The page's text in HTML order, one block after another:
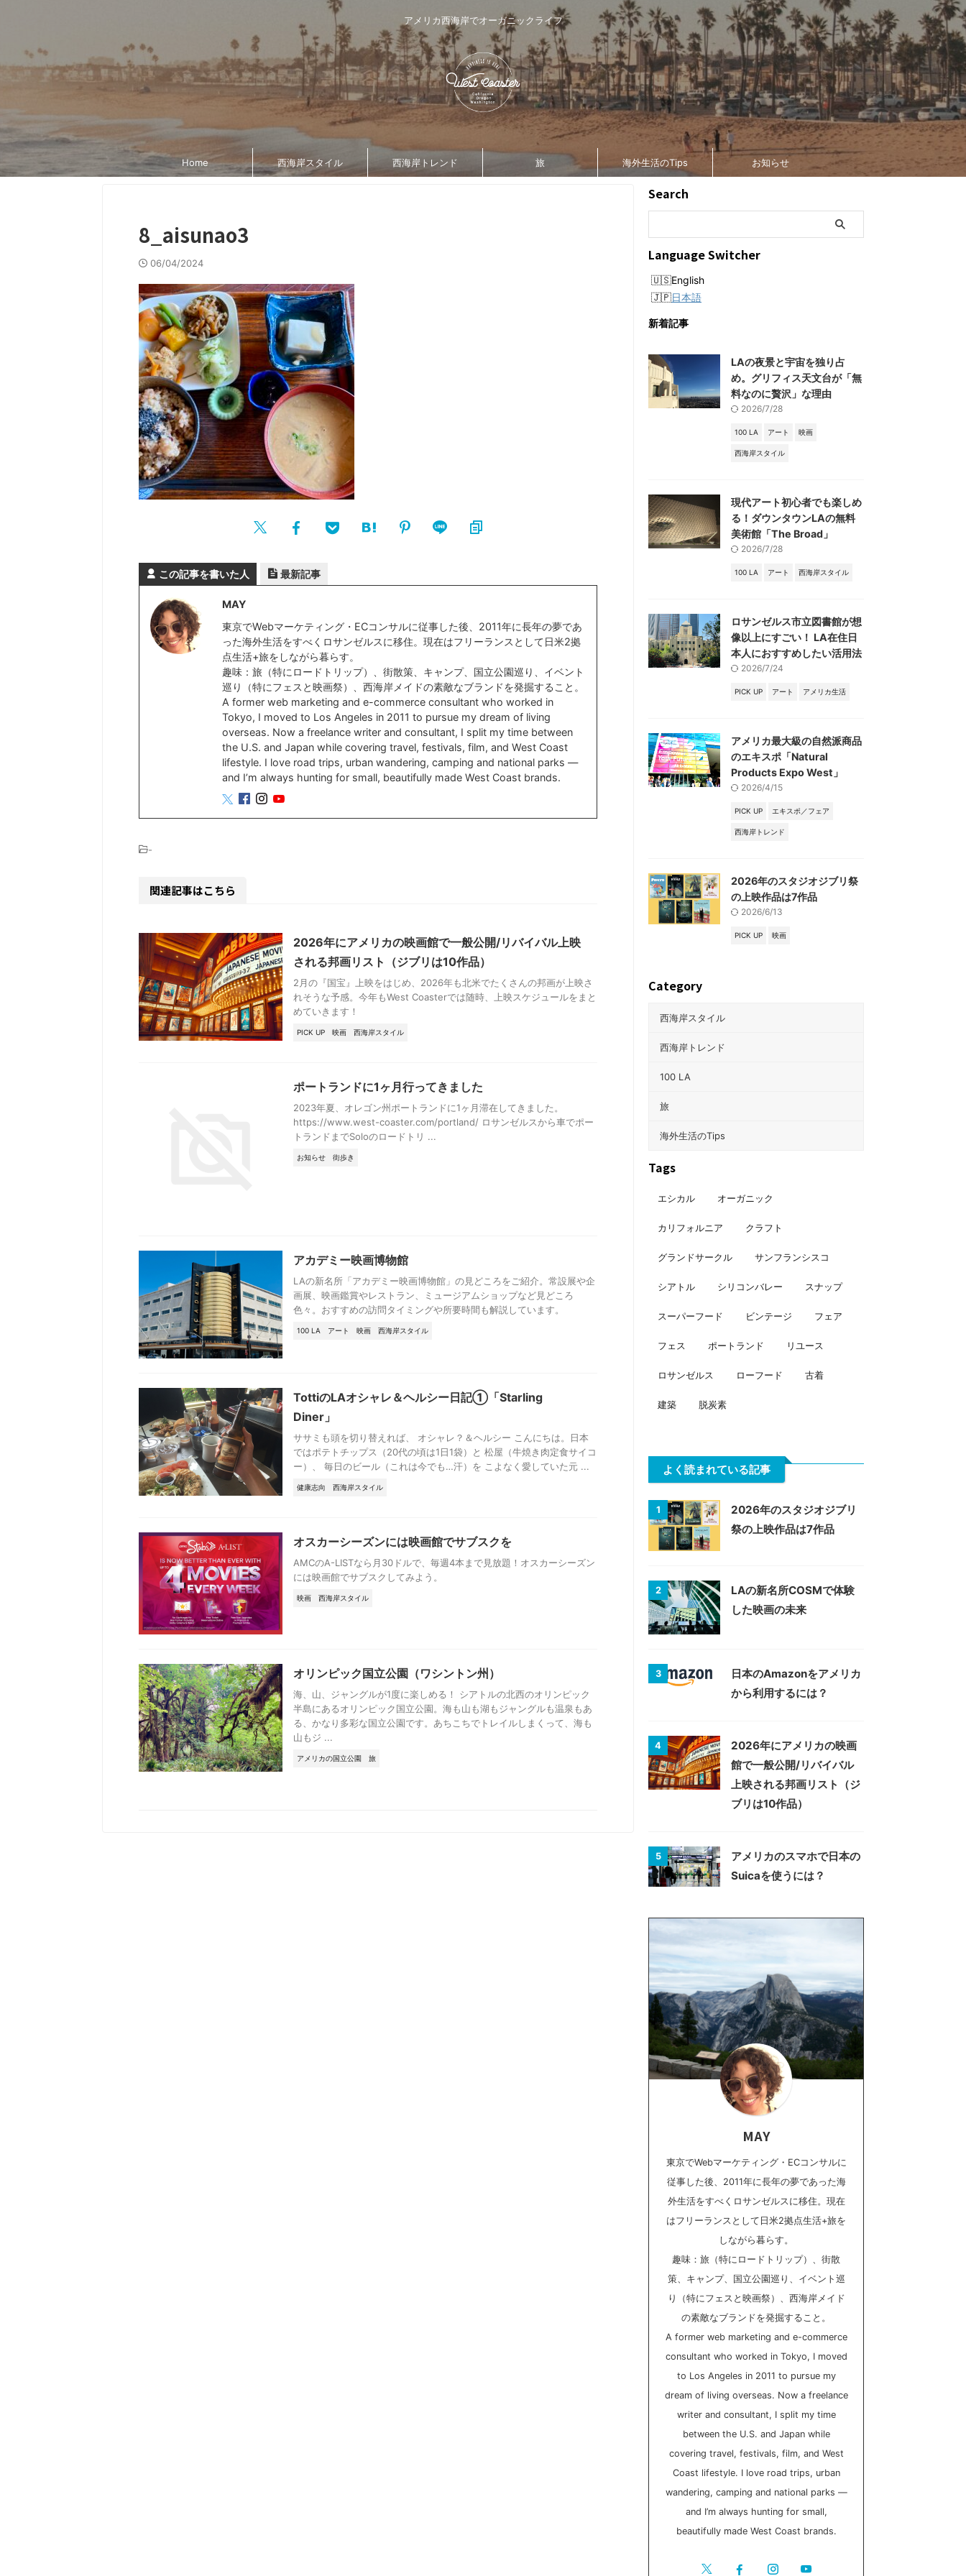
アメリカ西海岸でオーガニックライフ
Home 西海岸スタイル 西海岸トレンド 旅 海外生活のTips お知らせ
8_aisunao3
06/04/2024
この記事を書いた人 最新記事
MAY
東京でWebマーケティング・ECコンサルに従事した後、2011年に長年の夢であ
った海外生活をすべくロサンゼルスに移住。現在はフリーランスとして日米2拠
点生活+旅をしながら暮らす。
趣味：旅（特にロードトリップ）、街散策、キャンプ、国立公園巡り、イベント
巡り（特にフェスと映画祭）、西海岸メイドの素敵なブランドを発掘すること。
A former web marketing and e-commerce consultant who worked in
Tokyo, I moved to Los Angeles in 2011 to pursue my dream of living
overseas. Now a freelance writer and consultant, I split my time between
the U.S. and Japan while covering travel, festivals, film, and West Coast
lifestyle. I love road trips, urban wandering, camping and national parks —
and I’m always hunting for small, beautifully made West Coast brands.
-
関連記事はこちら
2026年にアメリカの映画館で一般公開/リバイバル上映
される邦画リスト（ジブリは10作品）
2月の『国宝』上映をはじめ、2026年も北米でたくさんの邦画が上映さ
れそうな予感。今年もWest Coasterでは随時、上映スケジュールをまと
めていきます！
PICK UP 映画 西海岸スタイル
ポートランドに1ヶ月行ってきました
2023年夏、オレゴン州ポートランドに1ヶ月滞在してきました。
https://www.west-coaster.com/portland/ ロサンゼルスから車でポー
トランドまでSoloのロードトリ ...
お知らせ 街歩き
アカデミー映画博物館
LAの新名所「アカデミー映画博物館」の見どころをご紹介。常設展や企
画展、映画鑑賞やレストラン、ミュージアムショップなど見どころ
色々。おすすめの訪問タイミングや所要時間も解説しています。
100 LA アート 映画 西海岸スタイル
TottiのLAオシャレ＆ヘルシー日記①「Starling
Diner」
ササミも頭を切り替えれば、 オシャレ？＆ヘルシー こんにちは。日本
ではポテトチップス（20代の頃は1日1袋）と 松屋（牛焼き肉定食サイコ
ー）、 毎日のビール（これは今でも…汗）を こよなく愛していた元 ...
健康志向 西海岸スタイル
オスカーシーズンには映画館でサブスクを
AMCのA-LISTなら月30ドルで、毎週4本まで見放題！オスカーシーズン
には映画館でサブスクしてみよう。
映画 西海岸スタイル
オリンピック国立公園（ワシントン州）
海、山、ジャングルが1度に楽しめる！ シアトルの北西のオリンピック
半島にあるオリンピック国立公園。海も山も湖もジャングルも温泉もあ
る、かなり多彩な国立公園です。あちこちでトレイルしまくって、海も
山もジ ...
アメリカの国立公園 旅
Search
Language Switcher
English
日本語
新着記事
LAの夜景と宇宙を独り占
め。グリフィス天文台が「無
料なのに贅沢」な理由
2026/7/28
100 LA アート 映画
西海岸スタイル
現代アート初心者でも楽しめ
る！ダウンタウンLAの無料
美術館「The Broad」
2026/7/28
100 LA アート 西海岸スタイル
ロサンゼルス市立図書館が想
像以上にすごい！ LA在住日
本人におすすめしたい活用法
2026/7/24
PICK UP アート アメリカ生活
アメリカ最大級の自然派商品
のエキスポ「Natural
Products Expo West」
2026/4/15
PICK UP エキスポ／フェア
西海岸トレンド
2026年のスタジオジブリ祭
の上映作品は7作品
2026/6/13
PICK UP 映画
Category
西海岸スタイル
西海岸トレンド
100 LA
旅
海外生活のTips
Tags
エシカル オーガニック
カリフォルニア クラフト
グランドサークル サンフランシスコ
シアトル シリコンバレー スナップ
スーパーフード ビンテージ フェア
フェス ポートランド リユース
ロサンゼルス ローフード 古着
建築 脱炭素
よく読まれている記事
1
2026年のスタジオジブリ
祭の上映作品は7作品
2
LAの新名所COSMで体験
した映画の未来
3
日本のAmazonをアメリカ
から利用するには？
4
2026年にアメリカの映画
館で一般公開/リバイバル
上映される邦画リスト（ジ
ブリは10作品）
5
アメリカのスマホで日本の
Suicaを使うには？
MAY
東京でWebマーケティング・ECコンサルに
従事した後、2011年に長年の夢であった海
外生活をすべくロサンゼルスに移住。現在
はフリーランスとして日米2拠点生活+旅を
しながら暮らす。
趣味：旅（特にロードトリップ）、街散
策、キャンプ、国立公園巡り、イベント巡
り（特にフェスと映画祭）、西海岸メイド
の素敵なブランドを発掘すること。
A former web marketing and e-commerce
consultant who worked in Tokyo, I moved
to Los Angeles in 2011 to pursue my
dream of living overseas. Now a freelance
writer and consultant, I split my time
between the U.S. and Japan while
covering travel, festivals, film, and West
Coast lifestyle. I love road trips, urban
wandering, camping and national parks —
and I’m always hunting for small,
beautifully made West Coast brands.